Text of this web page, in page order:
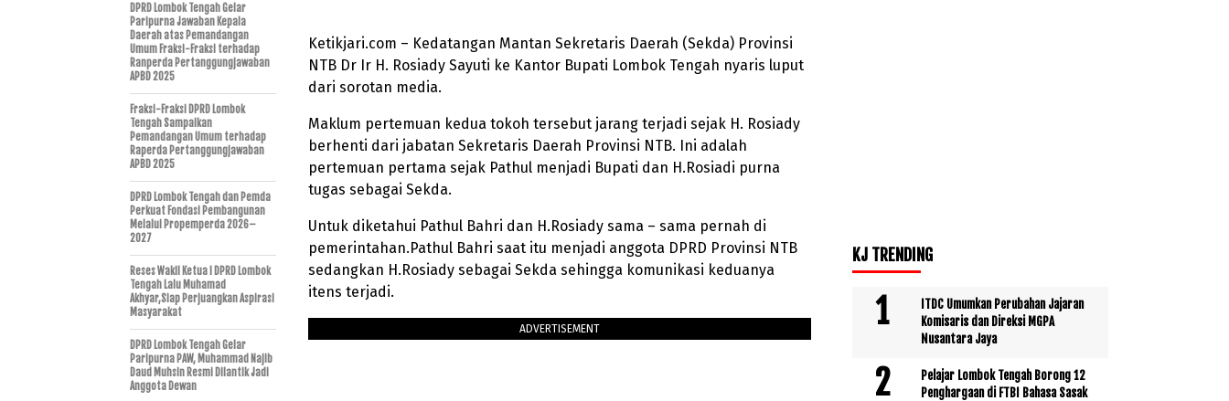
Ketikjari.com – Kedatangan Mantan Sekretaris Daerah (Sekda) Provinsi
NTB Dr Ir H. Rosiady Sayuti ke Kantor Bupati Lombok Tengah nyaris luput
dari sorotan media.
Maklum pertemuan kedua tokoh tersebut jarang terjadi sejak H. Rosiady
berhenti dari jabatan Sekretaris Daerah Provinsi NTB. Ini adalah
pertemuan pertama sejak Pathul menjadi Bupati dan H.Rosiadi purna
tugas sebagai Sekda.
Untuk diketahui Pathul Bahri dan H.Rosiady sama – sama pernah di
pemerintahan.Pathul Bahri saat itu menjadi anggota DPRD Provinsi NTB
sedangkan H.Rosiady sebagai Sekda sehingga komunikasi keduanya
itens terjadi.
ADVERTISEMENT
DPRD Lombok Tengah Gelar
Paripurna Jawaban Kepala
Daerah atas Pemandangan
Umum Fraksi-Fraksi terhadap
Ranperda Pertanggungjawaban
APBD 2025
Fraksi-Fraksi DPRD Lombok
Tengah Sampaikan
Pemandangan Umum terhadap
Raperda Pertanggungjawaban
APBD 2025
DPRD Lombok Tengah dan Pemda
Perkuat Fondasi Pembangunan
Melalui Propemperda 2026–
2027
Reses Wakil Ketua I DPRD Lombok
Tengah Lalu Muhamad
Akhyar,Siap Perjuangkan Aspirasi
Masyarakat
DPRD Lombok Tengah Gelar
Paripurna PAW, Muhammad Najib
Daud Muhsin Resmi Dilantik Jadi
Anggota Dewan
KJ TRENDING
ITDC Umumkan Perubahan Jajaran
Komisaris dan Direksi MGPA
Nusantara Jaya
Pelajar Lombok Tengah Borong 12
Penghargaan di FTBI Bahasa Sasak